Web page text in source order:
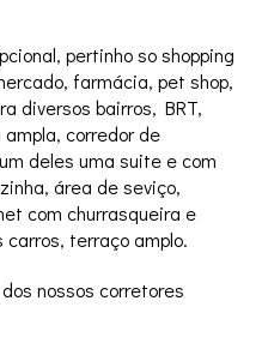
pertinho so shopping
farmácia, pet shop,
diversos bairros, BRT,
corredor de
deles uma suite e com
área de seviço,
com churrasqueira e
terraço amplo.
nossos corretores